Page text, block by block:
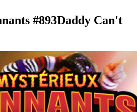
#893Daddy Can't